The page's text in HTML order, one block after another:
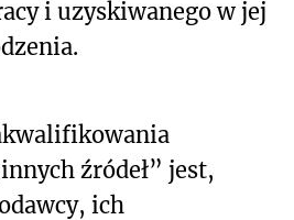
i uzyskiwanego w jej
źródeł” jest,
ich